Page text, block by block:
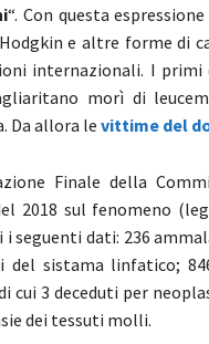
“. Con questa
e altre forme di
internazionali. I primi
morì di
Da allora le vittime del
Finale della
2018 sul fenomeno
seguenti dati: 236
del sistama linfatico;
cui 3 deceduti per
dei tessuti molli.